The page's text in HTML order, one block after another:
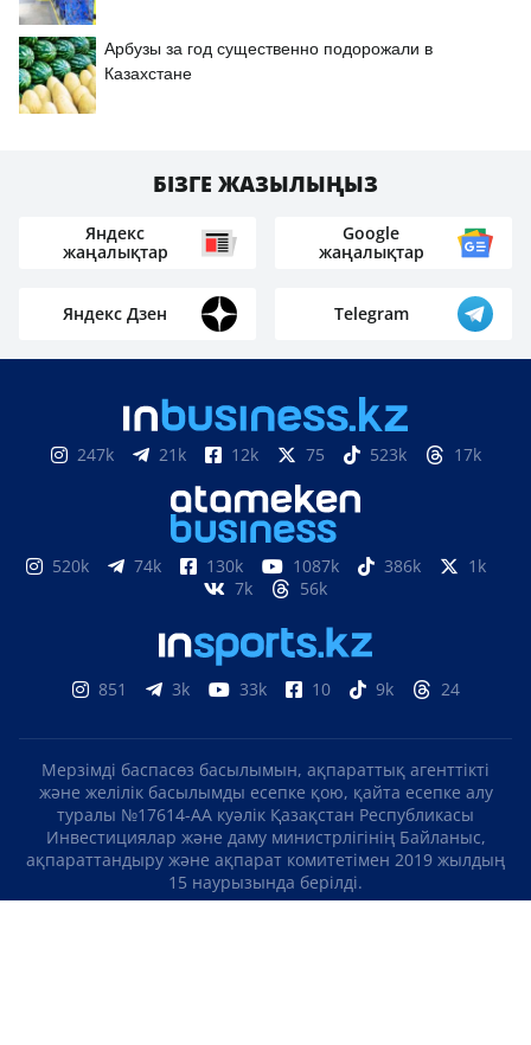
Арбузы за год существенно подорожали в
Казахстане
БІЗГЕ ЖАЗЫЛЫҢЫЗ
Яндекс
жаңалықтар
Google
жаңалықтар
Яндекс Дзен Telegram
247k 21k 12k 75 523k 17k
520k 74k 130k 1087k 386k
1k
7k
56k
851 3k 33k 10 9k 24
Мерзімді баспасөз басылымын, ақпараттық агенттікті
және желілік басылымды есепке қою, қайта есепке алу
туралы №17614-АА куәлік Қазақстан Республикасы
Инвестициялар және даму министрлігінің Байланыс,
ақпараттандыру және ақпарат комитетімен 2019 жылдың
15 наурызында берілді.